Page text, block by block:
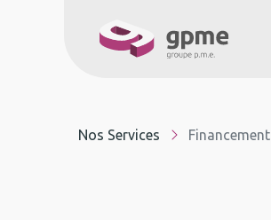
Nos Services Financement